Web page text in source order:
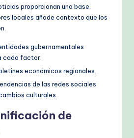
proporcionan una base.
locales añade contexto que los
gubernamentales
cada factor.
económicos regionales.
de las redes sociales
culturales.
de